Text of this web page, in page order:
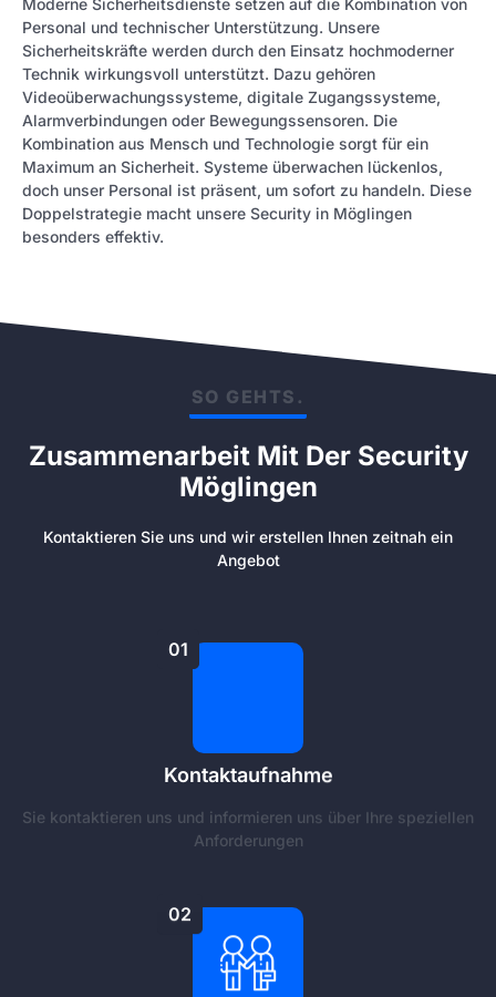
Personal und technischer Unterstützung. Unsere
Sicherheitskräfte werden durch den Einsatz hochmoderner
Technik wirkungsvoll unterstützt. Dazu gehören
Videoüberwachungssysteme, digitale Zugangssysteme,
Alarmverbindungen oder Bewegungssensoren. Die
Kombination aus Mensch und Technologie sorgt für ein
Maximum an Sicherheit. Systeme überwachen lückenlos,
doch unser Personal ist präsent, um sofort zu handeln. Diese
Doppelstrategie macht unsere Security in Möglingen
besonders effektiv.
SO GEHTS.
Zusammenarbeit Mit Der Security
Möglingen
Kontaktieren Sie uns und wir erstellen Ihnen zeitnah ein
Angebot
01
Kontaktaufnahme
Sie kontaktieren uns und informieren uns über Ihre speziellen
Anforderungen
02